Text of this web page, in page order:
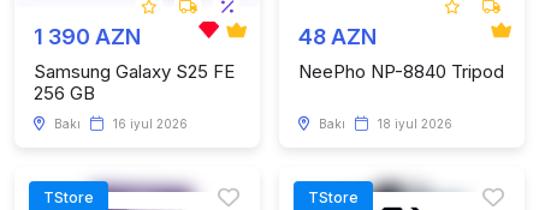
1 390 AZN
Samsung Galaxy S25 FE
256 GB
Bakı 16 iyul 2026
48 AZN
NeePho NP-8840 Tripod
Bakı 18 iyul 2026
TStore TStore